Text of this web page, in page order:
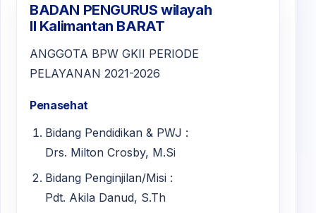
BADAN PENGURUS wilayah
II Kalimantan BARAT
ANGGOTA BPW GKII PERIODE
PELAYANAN 2021-2026
Penasehat
Bidang Pendidikan & PWJ :
Drs. Milton Crosby, M.Si
Bidang Penginjilan/Misi :
Pdt. Akila Danud, S.Th